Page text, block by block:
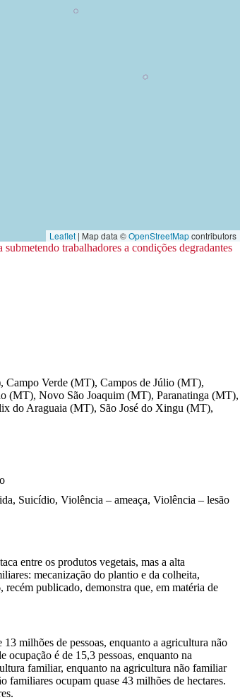
Leaflet | Map data ©OpenStreetMapcontributors
trabalhadores a condições degradantes
Verde (MT), Campos de Júlio (MT),
Novo São Joaquim (MT), Paranatinga (MT),
do Araguaia (MT), São José do Xingu (MT),
Suicídio, Violência – ameaça, Violência – lesão
entre os produtos vegetais, mas a alta
mecanização do plantio e da colheita,
publicado, demonstra que, em matéria de
milhões de pessoas, enquanto a agricultura não
é de 15,3 pessoas, enquanto na
familiar, enquanto na agricultura não familiar
familiares ocupam quase 43 milhões de hectares.